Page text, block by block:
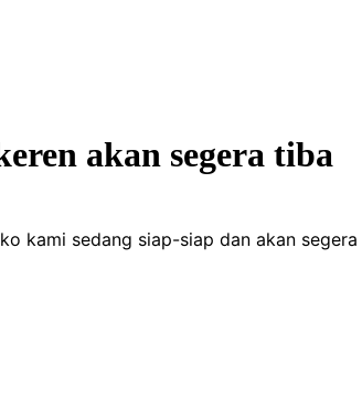
akan segera tiba
kami sedang siap-siap dan akan